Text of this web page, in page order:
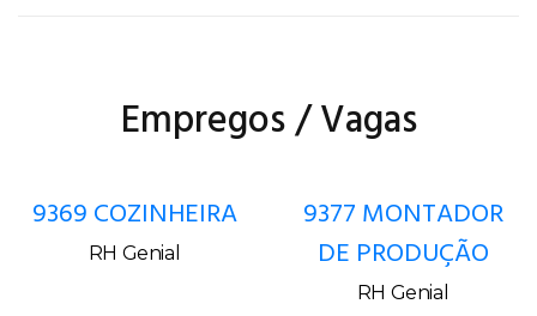
Empregos / Vagas
9377 MONTADOR
DE PRODUÇÃO
9337 COLETOR DE
AMOSTRAS
AMBIENTAIS